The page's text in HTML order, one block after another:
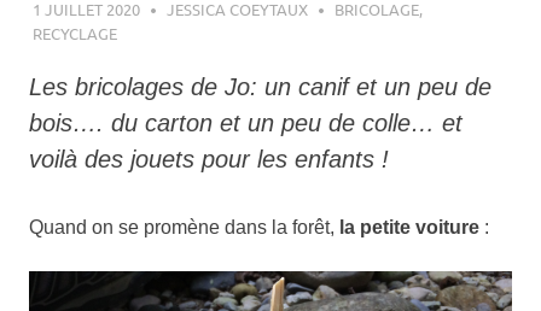
1 JUILLET 2020 JESSICA COEYTAUX BRICOLAGE,
RECYCLAGE
Les bricolages de Jo: un canif et un peu de
bois…. du carton et un peu de colle… et
voilà des jouets pour les enfants !
Quand on se promène dans la forêt, la petite voiture :